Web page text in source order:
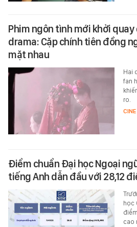
Phim ngôn tình mới khởi
drama: Cặp chính tiên đồng
mặt nhau
Hai
fan
ro.
CINE
Điểm chuẩn Đại học Ngoại
tiếng Anh dẫn đầu với 28,12
học
cao